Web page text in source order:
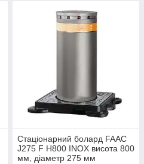
Стаціонарний болард FAAC
J275 F H800 INOX висота 800
мм, діаметр 275 мм